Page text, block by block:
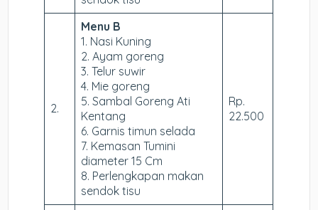
2.
Menu B
1. Nasi Kuning
2. Ayam goreng
3. Telur suwir
4. Mie goreng
5. Sambal Goreng Ati
Kentang
6. Garnis timun selada
7. Kemasan Tumini
diameter 15 Cm
8. Perlengkapan makan
sendok tisu
Rp.
22.500